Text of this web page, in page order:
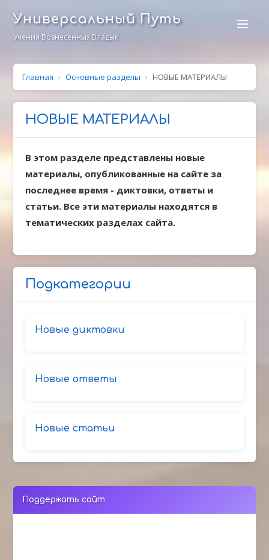
Универсальный Путь
Учения Вознесенных Владык
Главная › Основные разделы › НОВЫЕ МАТЕРИАЛЫ
НОВЫЕ МАТЕРИАЛЫ
В этом разделе представлены новые
материалы, опубликованные на сайте за
последнее время - диктовки, ответы и
статьи. Все эти материалы находятся в
тематических разделах сайта.
Подкатегории
Новые диктовки
Новые ответы
Новые статьи
Поддержать сайт